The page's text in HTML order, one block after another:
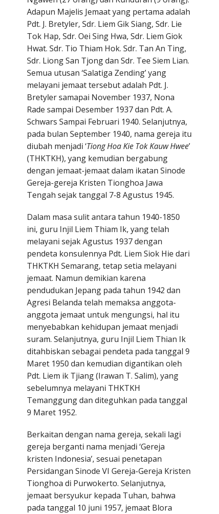
Adapun Majelis Jemaat yang pertama adalah
Pdt. J. Bretyler, Sdr. Liem Gik Siang, Sdr. Lie
Tok Hap, Sdr. Oei Sing Hwa, Sdr. Liem Giok
Hwat. Sdr. Tio Thiam Hok. Sdr. Tan An Ting,
Sdr. Liong San Tjong dan Sdr. Tee Siem Lian.
Semua utusan ‘Salatiga Zending’ yang
melayani jemaat tersebut adalah Pdt. J.
Bretyler samapai November 1937, Nona
Rade sampai Desember 1937 dan Pdt. A.
Schwars Sampai Februari 1940. Selanjutnya,
pada bulan September 1940, nama gereja itu
diubah menjadi ‘Tiong Hoa Kie Tok Kauw Hwee’
(THKTKH), yang kemudian bergabung
dengan jemaat-jemaat dalam ikatan Sinode
Gereja-gereja Kristen Tionghoa Jawa
Tengah sejak tanggal 7-8 Agustus 1945.
Dalam masa sulit antara tahun 1940-1850
ini, guru Injil Liem Thiam Ik, yang telah
melayani sejak Agustus 1937 dengan
pendeta konsulennya Pdt. Liem Siok Hie dari
THKTKH Semarang, tetap setia melayani
jemaat. Namun demikian karena
pendudukan Jepang pada tahun 1942 dan
Agresi Belanda telah memaksa anggota-
anggota jemaat untuk mengungsi, hal itu
menyebabkan kehidupan jemaat menjadi
suram. Selanjutnya, guru Injil Liem Thian Ik
ditahbiskan sebagai pendeta pada tanggal 9
Maret 1950 dan kemudian digantikan oleh
Pdt. Liem ik Tjiang (Irawan T. Salim), yang
sebelumnya melayani THKTKH
Temanggung dan diteguhkan pada tanggal
9 Maret 1952.
Berkaitan dengan nama gereja, sekali lagi
gereja berganti nama menjadi ‘Gereja
kristen Indonesia’, sesuai penetapan
Persidangan Sinode VI Gereja-Gereja Kristen
Tionghoa di Purwokerto. Selanjutnya,
jemaat bersyukur kepada Tuhan, bahwa
pada tanggal 10 juni 1957, jemaat Blora